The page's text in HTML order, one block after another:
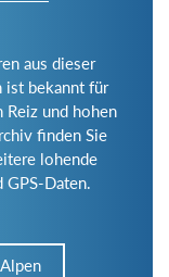
aus dieser
ist bekannt für
und hohen
finden Sie
lohende
Daten.